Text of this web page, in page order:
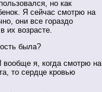
но как
Я сейчас смотрю на
они все гораздо
их возрасте.
была?
я, когда смотрю на
то сердце кровью